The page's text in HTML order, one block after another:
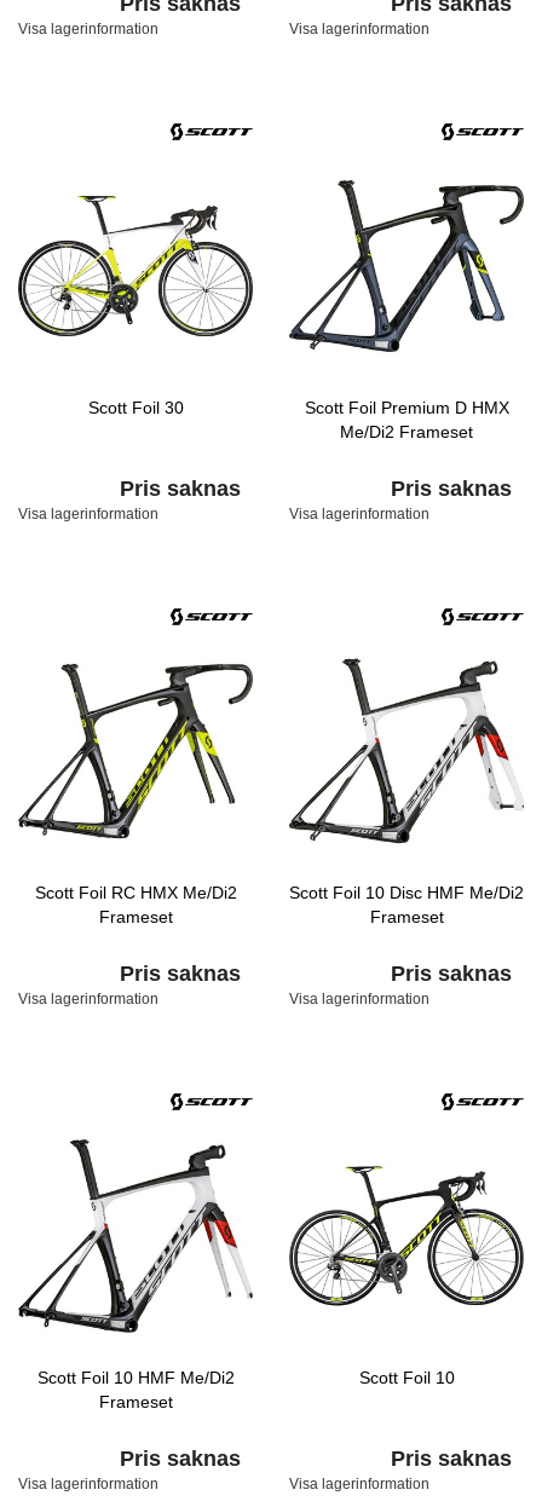
Visa lagerinformation Visa lagerinformation
Scott Foil 30
Pris saknas
Visa lagerinformation
Scott Foil Premium D HMX
Me/Di2 Frameset
Pris saknas
Visa lagerinformation
Scott Foil RC HMX Me/Di2
Frameset
Pris saknas
Visa lagerinformation
Scott Foil 10 Disc HMF Me/Di2
Frameset
Pris saknas
Visa lagerinformation
Scott Foil 10 HMF Me/Di2
Frameset
Pris saknas
Visa lagerinformation
Scott Foil 10
Pris saknas
Visa lagerinformation